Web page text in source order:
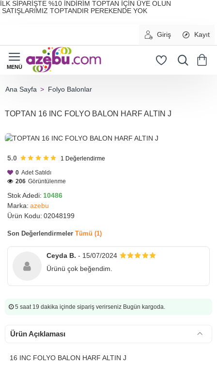
İLK SİPARİŞTE %10 İNDİRİM TOPTAN İÇİN ÜYE OLUN
SATIŞLARIMIZ TOPTANDIR PEREKENDE YOK
Giriş Kayıt
Folyo Balonlar
TOPTAN 16 INC FOLYO BALON HARF ALTIN J
5.0 1 Değerlendirme
Stok Adedi: 10486
Marka: azebu
Ürün Kodu: 02048199
0 Adet Satıldı
206 Görüntülenme
Son Değerlendirmeler Tümü (1)
Ceyda B. - 15/07/2024
Ürünü çok beğendim.
5 saat 19 dakika içinde sipariş verirseniz Bugün kargoda.
Ürün Açıklaması
16 INC FOLYO BALON HARF ALTIN J